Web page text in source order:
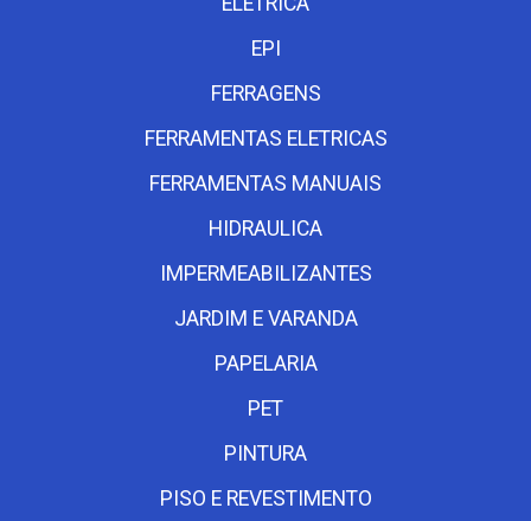
EPI
FERRAGENS
FERRAMENTAS ELETRICAS
FERRAMENTAS MANUAIS
HIDRAULICA
IMPERMEABILIZANTES
JARDIM E VARANDA
PAPELARIA
PET
PINTURA
PISO E REVESTIMENTO